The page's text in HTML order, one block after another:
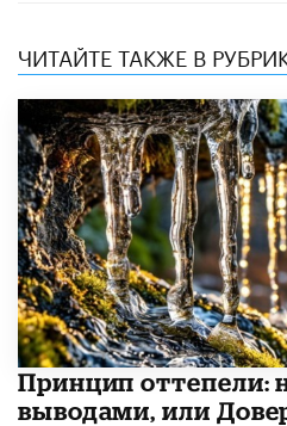
ЧИТАЙТЕ ТАКЖЕ В
Принцип оттепели:
выводами, или